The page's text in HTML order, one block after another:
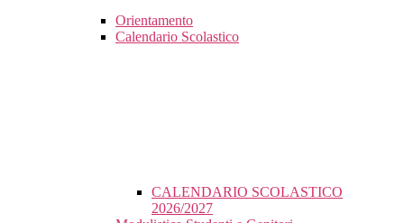
Orientamento
Calendario Scolastico
CALENDARIO SCOLASTICO
2026/2027